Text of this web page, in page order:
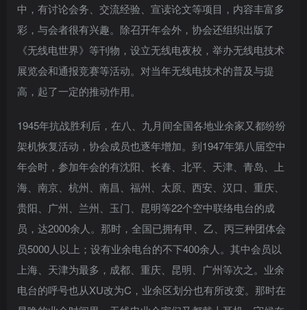
中，有讨论会务、交流经验、宣读论文等项目，内容丰富多
彩，与会者很有兴趣。除召开年会外，协会还组织出版了
《无线电世界》等刊物，设立无线电夜校，举办无线电技术
展览会和通报竞赛等活动。对当年无线电技术的普及与提
高，起了一定的推动作用。
1945年抗战胜利后，在八、九月间全国各地业余家又都纷纷
架机恢复活动，协会成员也逐年增加。到1947年第八届空中
年会时，参加年会的有沈阳、长春、北平、天津、青岛、上
海、南京、杭州、南昌、福州、太原、西安、汉口、重庆、
贵阳、广州、兰州、玉门、昆明等22个空中联络电台的成
员，达2000余人。那时，全国已拥有甲、乙、丙三种团体会
员5000人以上；设有业余电台的不下400余人。其中会员以
上海、天津为最多，成都、重庆、昆明、广州等次之。业余
电台的呼号也从XU改为C，业余区划分也有所改变。那时在